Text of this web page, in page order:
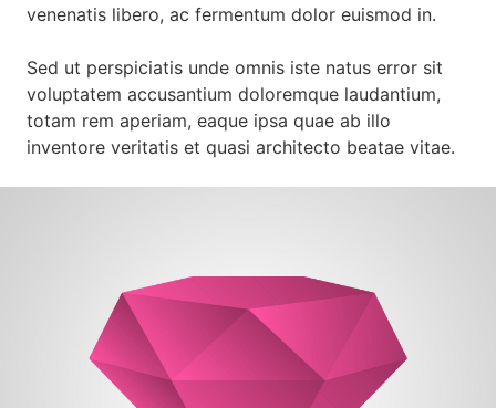
venenatis libero, ac fermentum dolor euismod in.
Sed ut perspiciatis unde omnis iste natus error sit
voluptatem accusantium doloremque laudantium,
totam rem aperiam, eaque ipsa quae ab illo
inventore veritatis et quasi architecto beatae vitae.